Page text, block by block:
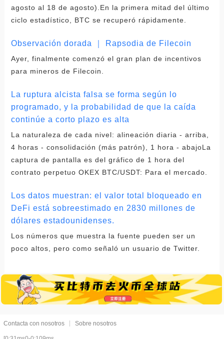
agosto al 18 de agosto).En la primera mitad del último
ciclo estadístico, BTC se recuperó rápidamente.
Observación dorada ｜ Rapsodia de Filecoin
Ayer, finalmente comenzó el gran plan de incentivos
para mineros de Filecoin.
La ruptura alcista falsa se forma según lo
programado, y la probabilidad de que la caída
continúe a corto plazo es alta
La naturaleza de cada nivel: alineación diaria - arriba,
4 horas - consolidación (más patrón), 1 hora - abajoLa
captura de pantalla es del gráfico de 1 hora del
contrato perpetuo OKEX BTC/USDT: Para el mercado.
Los datos muestran: el valor total bloqueado en
DeFi está sobreestimado en 2830 millones de
dólares estadounidenses.
Los números que muestra la fuente pueden ser un
poco altos, pero como señaló un usuario de Twitter.
Contacta con nosotros Sobre nosotros